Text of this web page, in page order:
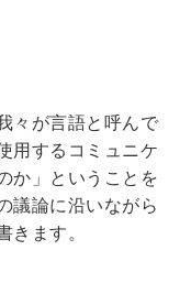
々が言語と呼んで
用するコミュニケ
か」ということを
議論に沿いながら
きます。